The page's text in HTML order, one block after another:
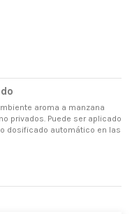
aroma a manzana
privados. Puede ser aplicado
dosificado automático en las